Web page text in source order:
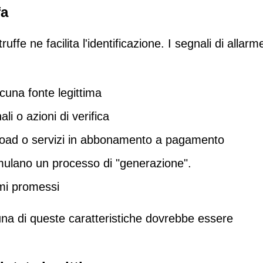
ne facilita l'identificazione. I segnali di
fonte legittima
o azioni di verifica
o servizi in abbonamento a pagamento
un processo di "generazione".
promessi
di queste caratteristiche dovrebbe essere